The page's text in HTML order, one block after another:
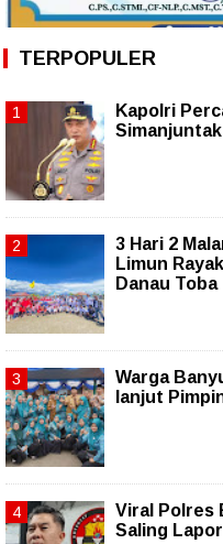
TERPOPULER
Kapolri
3 Hari 2
Limun
Danau Toba
Warga
lanjut
Viral Polres
Saling Lapor